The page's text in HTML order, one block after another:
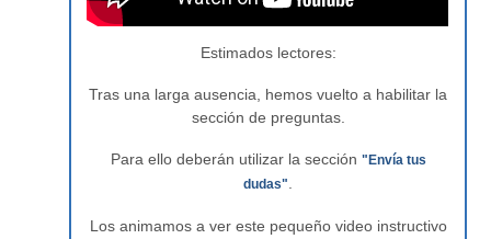
Estimados lectores:
Tras una larga ausencia, hemos vuelto a habilitar la
sección de preguntas.
Para ello deberán utilizar la sección "Envía tus
dudas"
Los animamos a ver este pequeño video instructivo